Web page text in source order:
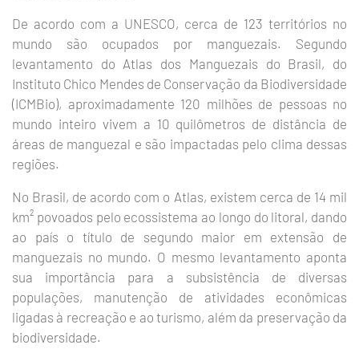
De acordo com a UNESCO, cerca de 123 territórios no
mundo são ocupados por manguezais. Segundo
levantamento do Atlas dos Manguezais do Brasil, do
Instituto Chico Mendes de Conservação da Biodiversidade
(ICMBio), aproximadamente 120 milhões de pessoas no
mundo inteiro vivem a 10 quilômetros de distância de
áreas de manguezal e são impactadas pelo clima dessas
regiões.
No Brasil, de acordo com o Atlas, existem cerca de 14 mil
km² povoados pelo ecossistema ao longo do litoral, dando
ao país o título de segundo maior em extensão de
manguezais no mundo. O mesmo levantamento aponta
sua importância para a subsistência de diversas
populações, manutenção de atividades econômicas
ligadas à recreação e ao turismo, além da preservação da
biodiversidade.